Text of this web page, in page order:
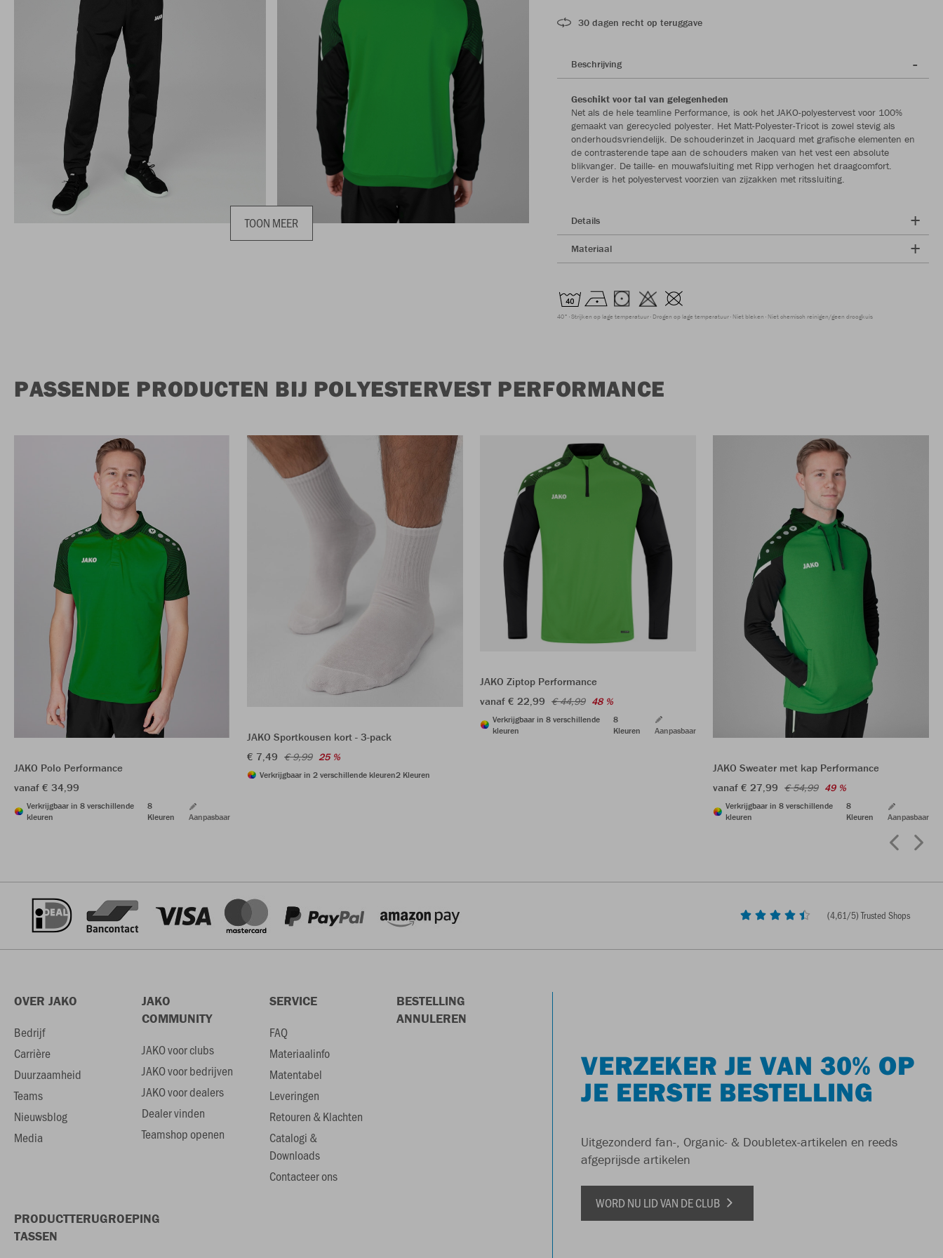
TOON MEER
30 dagen recht op teruggave
Beschrijving
Geschikt voor tal van gelegenheden
Net als de hele teamline Performance, is ook het JAKO-polyestervest voor 100%
gemaakt van gerecycled polyester. Het Matt-Polyester-Tricot is zowel stevig als
onderhoudsvriendelijk. De schouderinzet in Jacquard met grafische elementen en
de contrasterende tape aan de schouders maken van het vest een absolute
blikvanger. De taille- en mouwafsluiting met Ripp verhogen het draagcomfort.
Verder is het polyestervest voorzien van zijzakken met ritssluiting.
Details
Materiaal
40° Strijken op lage temperatuur Drogen op lage temperatuur Niet bleken Niet chemisch reinigen/geen droogkuis
PASSENDE PRODUCTEN BIJ POLYESTERVEST PERFORMANCE
JAKO Polo Performance
vanaf € 34,99
Verkrijgbaar in 8 verschillende
kleuren
8
Kleuren
Aanpasbaar
JAKO Sportkousen kort - 3-pack
€ 7,49 € 9,99 25 %
Verkrijgbaar in 2 verschillende kleuren2 Kleuren
JAKO Ziptop Performance
vanaf € 22,99 € 44,99 48 %
Verkrijgbaar in 8 verschillende
kleuren
8
Kleuren
Aanpasbaar
JAKO Sweater met kap Performance
vanaf € 27,99 € 54,99 49 %
Verkrijgbaar in 8 verschillende
kleuren
8
Kleuren
Aanpasbaar
(4,61/5) Trusted Shops
OVER JAKO
Bedrijf
Carrière
Duurzaamheid
Teams
Nieuwsblog
Media
JAKO
COMMUNITY
JAKO voor clubs
JAKO voor bedrijven
JAKO voor dealers
Dealer vinden
Teamshop openen
SERVICE
FAQ
Materiaalinfo
Matentabel
Leveringen
Retouren & Klachten
Catalogi &
Downloads
Contacteer ons
BESTELLING
ANNULEREN
PRODUCTTERUGROEPING
TASSEN
VERZEKER JE VAN 30% OP
JE EERSTE BESTELLING
Uitgezonderd fan-, Organic- & Doubletex-artikelen en reeds
afgeprijsde artikelen
WORD NU LID VAN DE CLUB